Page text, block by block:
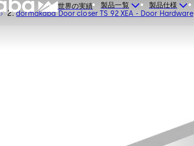
世界の実績 製品一覧 製品仕様
dormakaba Door closer TS 92 XEA - Door Hardware